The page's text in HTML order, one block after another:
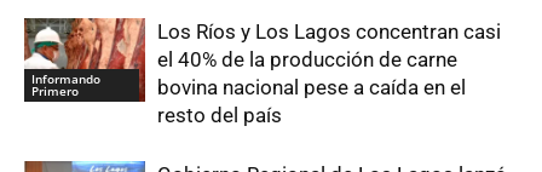
Informando
Primero
Los Ríos y Los Lagos concentran casi
el 40% de la producción de carne
bovina nacional pese a caída en el
resto del país